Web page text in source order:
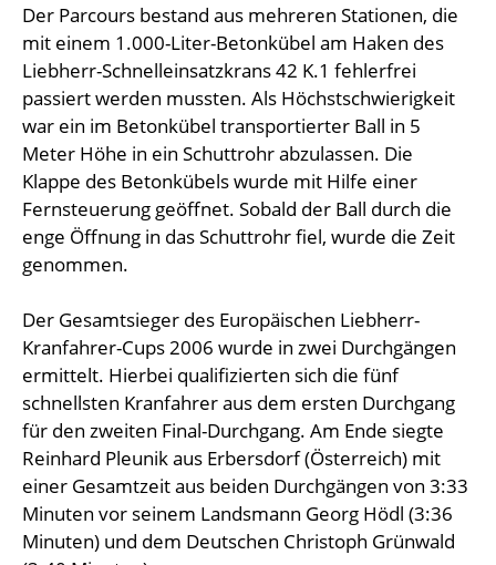
Der Parcours bestand aus mehreren Stationen, die
mit einem 1.000-Liter-Betonkübel am Haken des
Liebherr-Schnelleinsatzkrans 42 K.1 fehlerfrei
passiert werden mussten. Als Höchstschwierigkeit
war ein im Betonkübel transportierter Ball in 5
Meter Höhe in ein Schuttrohr abzulassen. Die
Klappe des Betonkübels wurde mit Hilfe einer
Fernsteuerung geöffnet. Sobald der Ball durch die
enge Öffnung in das Schuttrohr fiel, wurde die Zeit
genommen.
Der Gesamtsieger des Europäischen Liebherr-
Kranfahrer-Cups 2006 wurde in zwei Durchgängen
ermittelt. Hierbei qualifizierten sich die fünf
schnellsten Kranfahrer aus dem ersten Durchgang
für den zweiten Final-Durchgang. Am Ende siegte
Reinhard Pleunik aus Erbersdorf (Österreich) mit
einer Gesamtzeit aus beiden Durchgängen von 3:33
Minuten vor seinem Landsmann Georg Hödl (3:36
Minuten) und dem Deutschen Christoph Grünwald